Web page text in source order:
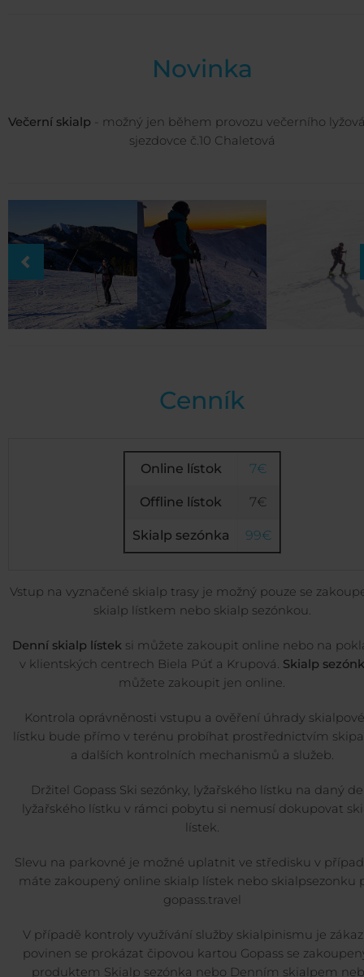
Novinka
Večerní skialp - možný jen během provozu večerního
sjezdovce č.10 Chaletová
Cenník
Online lístok 7€
Offline lístok 7€
Skialp sezónka 99€
Vstup na vyznačené skialp trasy je možný pouze se
skialp lístkem nebo skialp sezónkou.
Denní skialp lísteksi můžete zakoupit online nebo na
v klientských centrech Biela Púť a Krupová. Skialp
můžete zakoupit jen online.
Kontrola oprávněnosti vstupu a ověření úhrady
lístku bude přímo v terénu probíhat prostřednictvím
a dalších kontrolních mechanismů a služeb.
Držitel Gopass Ski sezónky, lyžařského lístku na daný
lyžařského lístku v rámci pobytu si nemusí dokupovat
lístek.
Slevu na parkovné je možné uplatnit ve středisku v
máte zakoupený online skialp lístek nebo skialpsezonku
gopass.travel
V případě kontroly využívání služby skialpinismu je
povinen se prokázat čipovou kartou Gopass se
produktem Skialp sezónka nebo Denním skialpem